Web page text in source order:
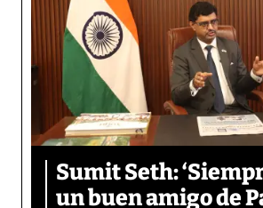
Sumit Seth:
un buen amigo de